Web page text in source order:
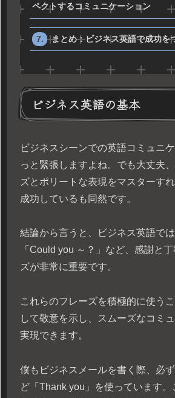
ペクトするコミュニケーション
まとめ：ビジネス英語で成功を
ビジネス英語の基本
ビジネスシーンでの英語コミュニ
っと緊張しますよね。でも大丈夫
ズとポリートな表現をマスターす
成功しているも同然です。
結論から言うと、ビジネス英語で
「Could you ～？」など、感謝と
ズが非常に重要です。
これらのフレーズを積極的に使う
して敬意を示し、スムーズなコミ
実現できます。
僕もビジネスメールを書く際、必
ど「Thank you」を使っています